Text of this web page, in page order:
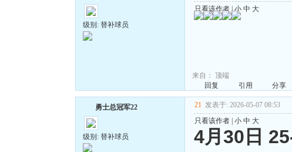
级别: 替补球员
只看该作者|小 中 大
来自： 顶端
回复
引用 分享
勇士总冠军22
级别: 替补球员
21 发表于: 2026-05-07 08:53
只看该作者| 小 中 大
4月30日